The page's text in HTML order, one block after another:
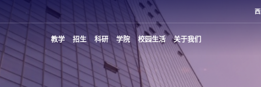
教学 招生 科研 学院 校园生活 关于我们